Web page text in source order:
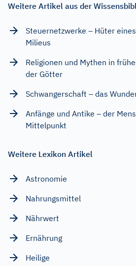
Weitere Artikel aus der
Steuernetzwerke – Hüter
Milieus
Religionen und Mythen in
der Götter
Schwangerschaft – das
Anfänge und Antike – der
Mittelpunkt
Weitere Lexikon Artikel
Astronomie
Nahrungsmittel
Nährwert
Ernährung
Heilige